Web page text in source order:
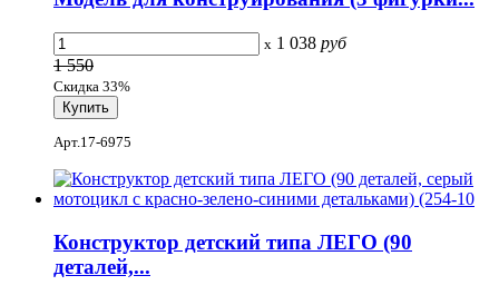
x 1 038 руб
1 550
Скидка 33%
Арт.17-6975
Конструктор детский типа ЛЕГО (90
деталей,...